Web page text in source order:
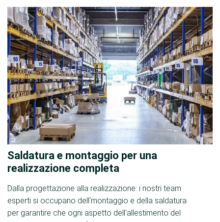
Saldatura e montaggio per una
realizzazione completa
Dalla progettazione alla realizzazione: i nostri team
esperti si occupano dell'montaggio e della saldatura
per garantire che ogni aspetto dell'allestimento del